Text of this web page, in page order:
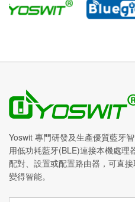
Yoswit 專門研發及生產優質藍牙
用低功耗藍牙(BLE)連接本機處理
配對、設置或配置路由器，可直
變得智能。